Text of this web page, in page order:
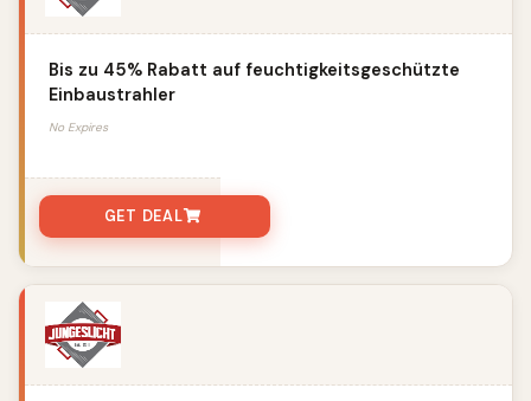
Bis zu 45% Rabatt auf feuchtigkeitsgeschützte
Einbaustrahler
No Expires
GET DEAL